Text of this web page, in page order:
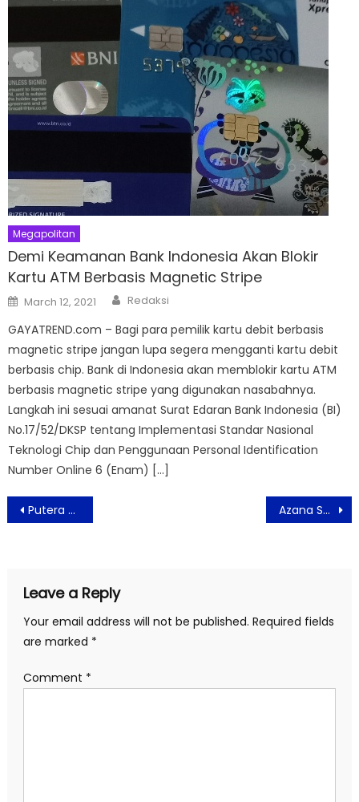
Megapolitan
Demi Keamanan Bank Indonesia Akan Blokir
Kartu ATM Berbasis Magnetic Stripe
Posted
on
March 12, 2021 Author
Redaksi
GAYATREND.com – Bagi para pemilik kartu debit berbasis
magnetic stripe jangan lupa segera mengganti kartu debit
berbasis chip. Bank di Indonesia akan memblokir kartu ATM
berbasis magnetic stripe yang digunakan nasabahnya.
Langkah ini sesuai amanat Surat Edaran Bank Indonesia (BI)
No.17/52/DKSP tentang Implementasi Standar Nasional
Teknologi Chip dan Penggunaan Personal Identification
Number Online 6 (Enam) […]
Post
navigation
Putera Sampoerna Foundation Gelar Talkshow Edukasi Literasi Numerasi, Tasya Kamila Sebagai Narasumber Edukasi Azana Suite Hotel Antasari Rayakan Malam Tahun Baru Dengan Promo Special
Leave a Reply
Your email address will not be published. Required fields
are marked *
Comment *